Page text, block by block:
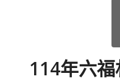
114年六